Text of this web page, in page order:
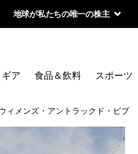
地球が私たちの唯一の株主
ア 食品＆飲料 スポーツ
ィメンズ・アントラックド・ビブ